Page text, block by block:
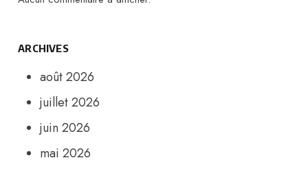
ARCHIVES
août 2026
juillet 2026
juin 2026
mai 2026